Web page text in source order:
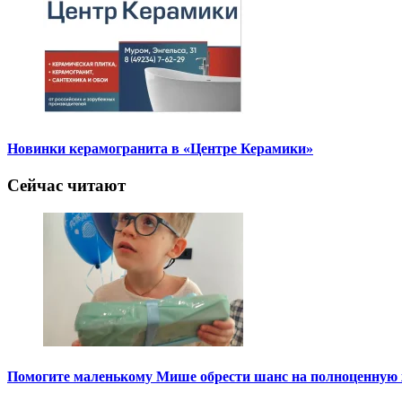
Новинки керамогранита в «Центре Керамики»
Сейчас читают
Помогите маленькому Мише обрести шанс на полноценную